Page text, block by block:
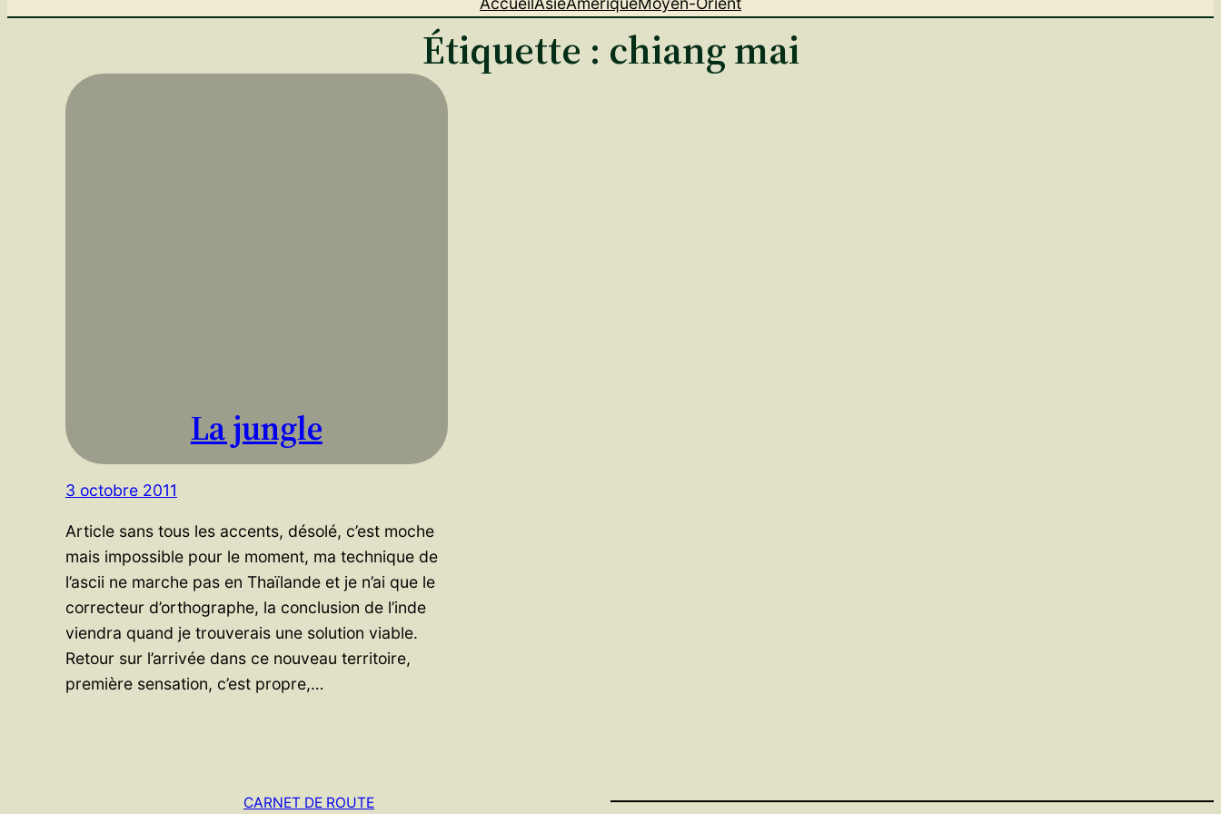
Étiquette : chiang mai
La jungle
3 octobre 2011
Article sans tous les accents, désolé, c’est moche
mais impossible pour le moment, ma technique de
l’ascii ne marche pas en Thaïlande et je n’ai que le
correcteur d’orthographe, la conclusion de l’inde
viendra quand je trouverais une solution viable.
Retour sur l’arrivée dans ce nouveau territoire,
première sensation, c’est propre,…
CARNET DE ROUTE